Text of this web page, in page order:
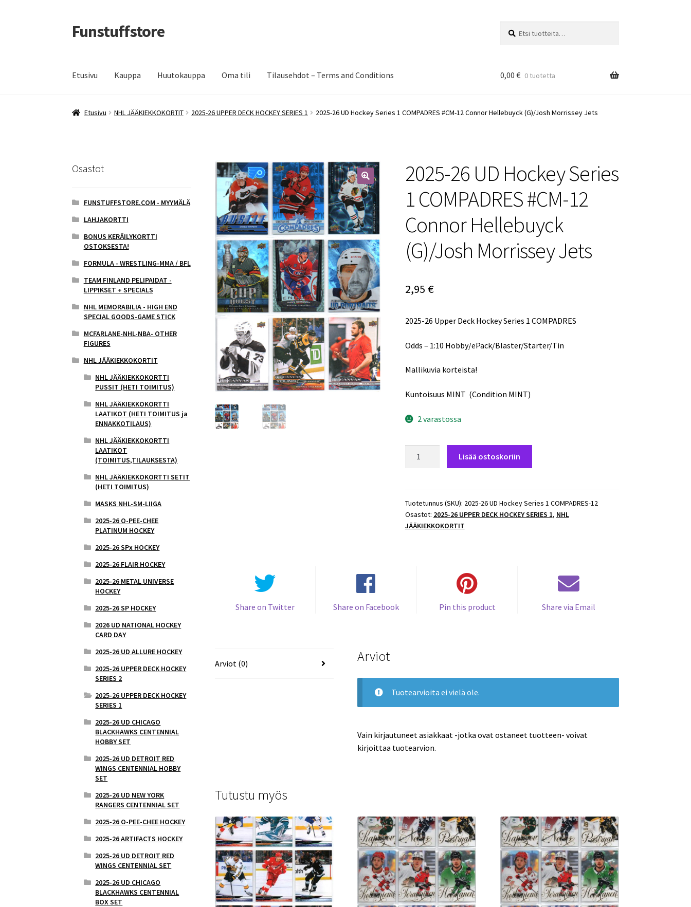
Siirry
navigointiin
Siirry
sisältöön
Funstuffstore
Etusivu Kauppa Huutokauppa Oma tili Tilausehdot – Terms and Conditions 0,00 € 0 tuotetta
Etusivu NHL JÄÄKIEKKOKORTIT 2025-26 UPPER DECK HOCKEY SERIES 1 2025-26 UD Hockey Series 1 COMPADRES #CM-12 Connor Hellebuyck (G)/Josh Morrissey Jets
🔍
2025-26 UD Hockey Series
1 COMPADRES #CM-12
Connor Hellebuyck
(G)/Josh Morrissey Jets
2,95 €
2025-26 Upper Deck Hockey Series 1 COMPADRES
Odds – 1:10 Hobby/ePack/Blaster/Starter/Tin
Mallikuvia korteista!
Kuntoisuus MINT (Condition MINT)
2 varastossa
Series
1
COMPADRES
Lisää ostoskoriin
Tuotetunnus (SKU): 2025-26 UD Hockey Series 1 COMPADRES-12
Osastot: 2025-26 UPPER DECK HOCKEY SERIES 1, NHL
JÄÄKIEKKOKORTIT
Share on Twitter Share on Facebook Pin this product Share via Email
Arviot (0) Arviot
Tuotearvioita ei vielä ole.
Vain kirjautuneet asiakkaat -jotka ovat ostaneet tuotteen- voivat
kirjoittaa tuotearvion.
Tutustu myös
Osastot
FUNSTUFFSTORE.COM - MYYMÄLÄ
LAHJAKORTTI
BONUS KERÄILYKORTTI
OSTOKSESTA!
FORMULA - WRESTLING-MMA / BFL
TEAM FINLAND PELIPAIDAT -
LIPPIKSET + SPECIALS
NHL MEMORABILIA - HIGH END
SPECIAL GOODS-GAME STICK
MCFARLANE-NHL-NBA- OTHER
FIGURES
NHL JÄÄKIEKKOKORTIT
NHL JÄÄKIEKKOKORTTI
PUSSIT (HETI TOIMITUS)
NHL JÄÄKIEKKOKORTTI
LAATIKOT (HETI TOIMITUS ja
ENNAKKOTILAUS)
NHL JÄÄKIEKKOKORTTI
LAATIKOT
(TOIMITUS,TILAUKSESTA)
NHL JÄÄKIEKKOKORTTI SETIT
(HETI TOIMITUS)
MASKS NHL-SM-LIIGA
2025-26 O-PEE-CHEE
PLATINUM HOCKEY
2025-26 SPx HOCKEY
2025-26 FLAIR HOCKEY
2025-26 METAL UNIVERSE
HOCKEY
2025-26 SP HOCKEY
2026 UD NATIONAL HOCKEY
CARD DAY
2025-26 UD ALLURE HOCKEY
2025-26 UPPER DECK HOCKEY
SERIES 2
2025-26 UPPER DECK HOCKEY
SERIES 1
2025-26 UD CHICAGO
BLACKHAWKS CENTENNIAL
HOBBY SET
2025-26 UD DETROIT RED
WINGS CENTENNIAL HOBBY
SET
2025-26 UD NEW YORK
RANGERS CENTENNIAL SET
2025-26 O-PEE-CHEE HOCKEY
2025-26 ARTIFACTS HOCKEY
2025-26 UD DETROIT RED
WINGS CENTENNIAL SET
2025-26 UD CHICAGO
BLACKHAWKS CENTENNIAL
BOX SET